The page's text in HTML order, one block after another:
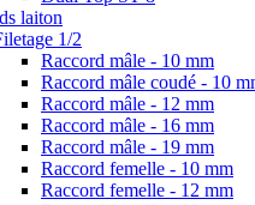
laiton
1/2
Raccord mâle - 10 mm
Raccord mâle coudé - 10
Raccord mâle - 12 mm
Raccord mâle - 16 mm
Raccord mâle - 19 mm
Raccord femelle - 10 mm
Raccord femelle - 12 mm